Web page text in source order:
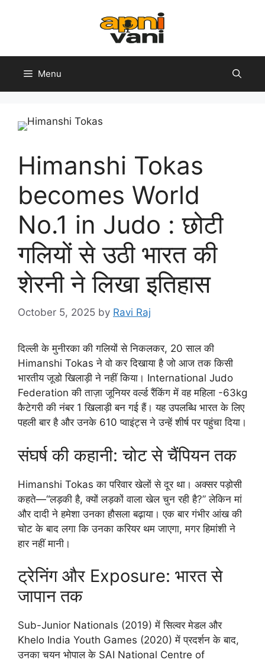
Menu
Himanshi Tokas
becomes World
No.1 in Judo : छोटी
गलियों से उठी भारत की
शेरनी ने लिखा इतिहास
October 5, 2025 by Ravi Raj
दिल्ली के मुनीरका की गलियों से निकलकर, 20 साल की
Himanshi Tokas ने वो कर दिखाया है जो आज तक किसी
भारतीय जूडो खिलाड़ी ने नहीं किया। International Judo
Federation की ताज़ा जूनियर वर्ल्ड रैंकिंग में वह महिला -63kg
कैटेगरी की नंबर 1 खिलाड़ी बन गई हैं। यह उपलब्धि भारत के लिए
पहली बार है और उनके 610 प्वाइंट्स ने उन्हें शीर्ष पर पहुंचा दिया।
संघर्ष की कहानी: चोट से चैंपियन तक
Himanshi Tokas का परिवार खेलों से दूर था। अक्सर पड़ोसी
कहते—“लड़की है, क्यों लड़कों वाला खेल चुन रही है?” लेकिन मां
और दादी ने हमेशा उनका हौसला बढ़ाया। एक बार गंभीर आंख की
चोट के बाद लगा कि उनका करियर थम जाएगा, मगर हिमांशी ने
हार नहीं मानी।
ट्रेनिंग और Exposure: भारत से
जापान तक
Sub-Junior Nationals (2019) में सिल्वर मेडल और
Khelo India Youth Games (2020) में प्रदर्शन के बाद,
उनका चयन भोपाल के SAI National Centre of